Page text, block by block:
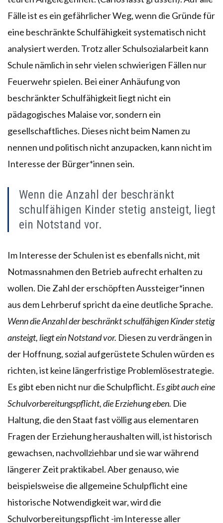
Fälle ist es ein gefährlicher Weg, wenn die Gründe für
eine beschränkte Schulfähigkeit systematisch nicht
analysiert werden. Trotz aller Schulsozialarbeit kann
Schule nämlich in sehr vielen schwierigen Fällen nur
Feuerwehr spielen. Bei einer Anhäufung von
beschränkter Schulfähigkeit liegt nicht ein
pädagogisches Malaise vor, sondern ein
gesellschaftliches. Dieses nicht beim Namen zu
nennen und politisch nicht anzupacken, kann nicht im
Interesse der Bürger*innen sein.
Wenn die Anzahl der beschränkt
schulfähigen Kinder stetig ansteigt, liegt
ein Notstand vor.
Im Interesse der Schulen ist es ebenfalls nicht, mit
Notmassnahmen den Betrieb aufrecht erhalten zu
wollen. Die Zahl der erschöpften Aussteiger*innen
aus dem Lehrberuf spricht da eine deutliche Sprache.
Wenn die Anzahl der beschränkt schulfähigen Kinder stetig
ansteigt, liegt ein Notstand vor. Diesen zu verdrängen in
der Hoffnung, sozial aufgerüstete Schulen würden es
richten, ist keine längerfristige Problemlösestrategie.
Es gibt eben nicht nur die Schulpflicht. Es gibt auch eine
Schulvorbereitungspflicht, die Erziehung eben. Die
Haltung, die den Staat fast völlig aus elementaren
Fragen der Erziehung heraushalten will, ist historisch
gewachsen, nachvollziehbar und sie war während
längerer Zeit praktikabel. Aber genauso, wie
beispielsweise die allgemeine Schulpflicht eine
historische Notwendigkeit war, wird die
Schulvorbereitungspflicht -im Interesse aller